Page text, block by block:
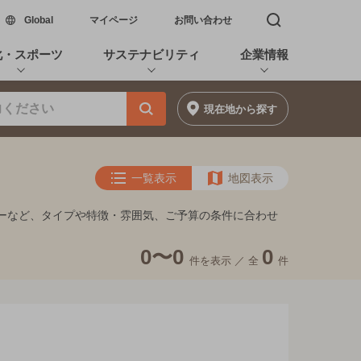
Global新しいウィンドウで開く
マイページ お問い合わせ 検索窓を開く
スポーツ サステナビリティ 企業情報
現在地から探す
一覧表示 地図表示
ど、タイプや特徴・雰囲気、ご予算の条件に合わせ
0〜0 件を表示 ／ 全 0 件